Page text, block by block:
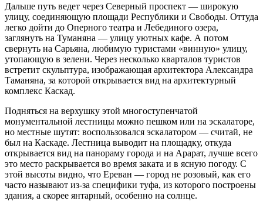
Дальше путь ведет через Северный проспект — широкую
улицу, соединяющую площади Республики и Свободы. Оттуда
легко дойти до Оперного театра и Лебединого озера,
заглянуть на Туманяна — улицу уютных кафе. А потом
свернуть на Сарьяна, любимую туристами «винную» улицу,
утопающую в зелени. Через несколько кварталов туристов
встретит скульптура, изображающая архитектора Александра
Таманяна, за которой открывается вид на архитектурный
комплекс Каскад.
Подняться на верхушку этой многоступенчатой
монументальной лестницы можно пешком или на эскалаторе,
но местные шутят: воспользовался эскалатором — считай, не
был на Каскаде. Лестница выводит на площадку, откуда
открывается вид на панораму города и на Арарат, лучше всего
это место раскрывается во время заката и в ясную погоду. С
этой высоты видно, что Ереван — город не розовый, как его
часто называют из-за специфики туфа, из которого построены
здания, а скорее янтарный, особенно на солнце.